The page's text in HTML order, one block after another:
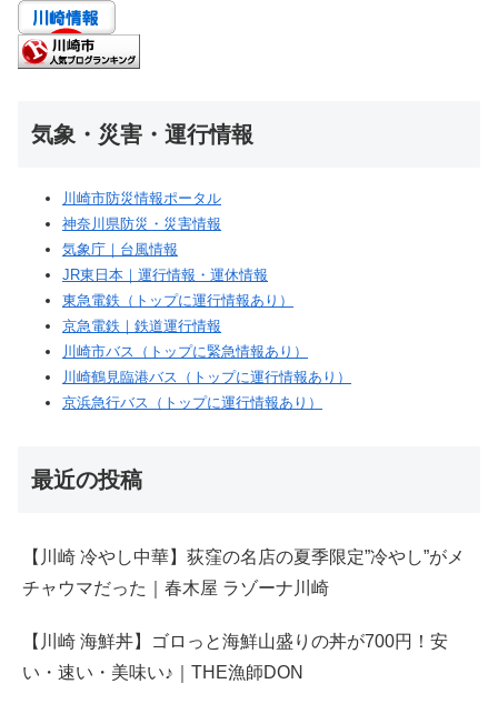
気象・災害・運行情報
川崎市防災情報ポータル
神奈川県防災・災害情報
気象庁｜台風情報
JR東日本｜運行情報・運休情報
東急電鉄（トップに運行情報あり）
京急電鉄｜鉄道運行情報
川崎市バス（トップに緊急情報あり）
川崎鶴見臨港バス（トップに運行情報あり）
京浜急行バス（トップに運行情報あり）
最近の投稿
【川崎 冷やし中華】荻窪の名店の夏季限定”冷やし”がメ
チャウマだった｜春木屋 ラゾーナ川崎
【川崎 海鮮丼】ゴロっと海鮮山盛りの丼が700円！安
い・速い・美味い♪｜THE漁師DON